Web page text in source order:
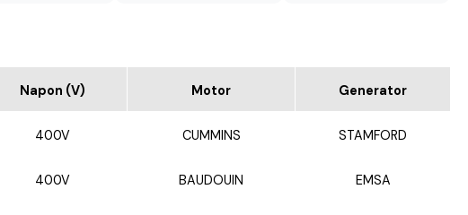
Napon (V) Motor Generator
400V CUMMINS STAMFORD
400V BAUDOUIN EMSA